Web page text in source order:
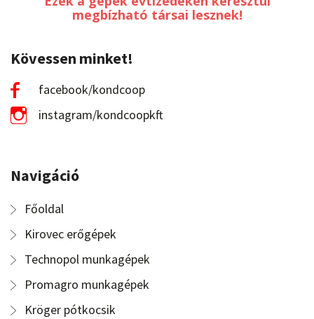
megbízható társai lesznek!
Kövessen minket!
facebook/kondcoop
instagram/kondcoopkft
Navigáció
Főoldal
Kirovec erőgépek
Technopol munkagépek
Promagro munkagépek
Kröger pótkocsik